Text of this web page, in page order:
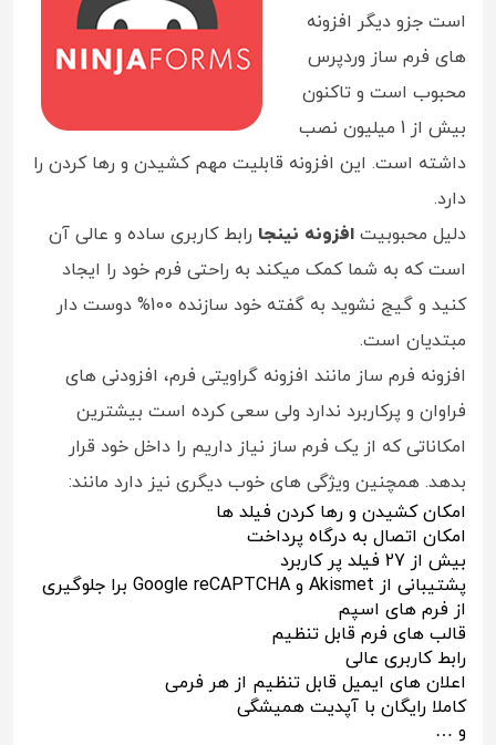
است جزو دیگر افزونه
های فرم ساز وردپرس
محبوب است و تاکنون
بیش از 1 میلیون نصب
داشته است. این افزونه قابلیت مهم کشیدن و رها کردن را
دارد.
دلیل محبوبیت افزونه نینجا رابط کاربری ساده و عالی آن
است که به شما کمک میکند به راحتی فرم خود را ایجاد
کنید و گیج نشوید به گفته خود سازنده 100% دوست دار
مبتدیان است.
افزونه فرم ساز مانند افزونه گراویتی فرم، افزودنی های
فراوان و پرکاربرد ندارد ولی سعی کرده است بیشترین
امکاناتی که از یک فرم ساز نیاز داریم را داخل خود قرار
بدهد. همچنین ویژگی های خوب دیگری نیز دارد مانند:
امکان کشیدن و رها کردن فیلد ها
امکان اتصال به درگاه پرداخت
بیش از 27 فیلد پر کاربرد
پشتیبانی از Akismet و Google reCAPTCHA برا جلوگیری
از فرم های اسپم
قالب های فرم قابل تنظیم
رابط کاربری عالی
اعلان های ایمیل قابل تنظیم از هر فرمی
کاملا رایگان با آپدیت همیشگی
و …